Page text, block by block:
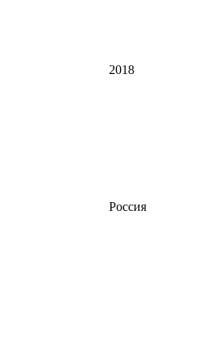
2018
Россия